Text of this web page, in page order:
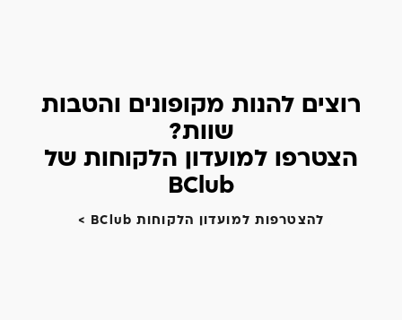
רוצים להנות מקופונים והטבות
שוות?
הצטרפו למועדון הלקוחות של
BClub
להצטרפות למועדון הלקוחות BClub >